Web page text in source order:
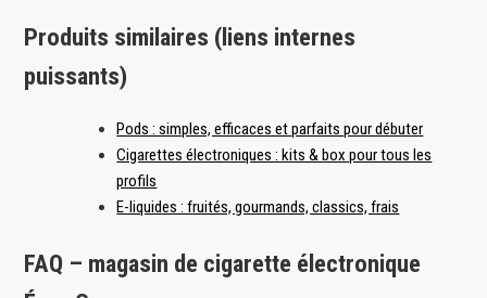
Produits similaires (liens internes
puissants)
Pods : simples, efficaces et parfaits pour débuter
Cigarettes électroniques : kits & box pour tous les
profils
E-liquides : fruités, gourmands, classics, frais
FAQ – magasin de cigarette électronique